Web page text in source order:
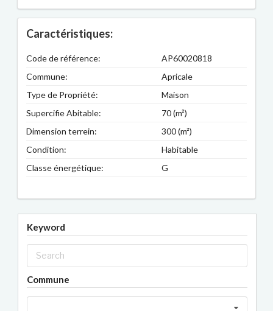
Caractéristiques:
Code de référence:
AP60020818
Commune:
Apricale
Type de Propriété:
Maison
Supercifie Abitable:
70 (m²)
Dimension terrein:
300 (m²)
Condition:
Habitable
Classe énergétique:
G
Keyword
Commune